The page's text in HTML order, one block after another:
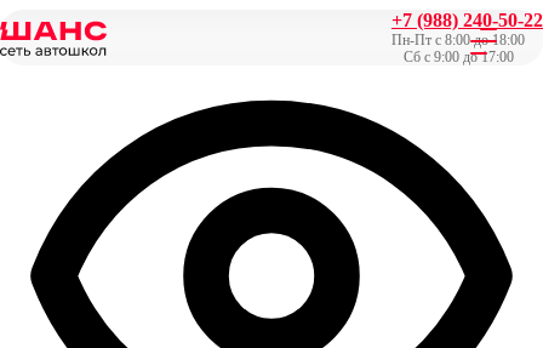
+7 (988) 240-50-22
Пн-Пт с 8:00 до 18:00
Сб с 9:00 до 17:00
Главная/Новости
Встречайте победителей конкурса
отзывов!